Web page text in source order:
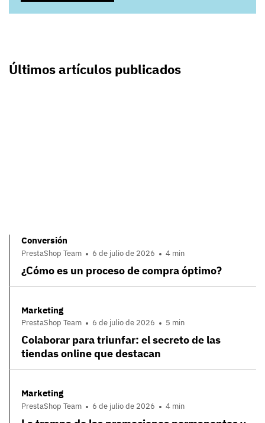
Últimos artículos publicados
Conversión
PrestaShop Team 6 de julio de 2026 4 min
¿Cómo es un proceso de compra óptimo?
Marketing
PrestaShop Team 6 de julio de 2026 5 min
Colaborar para triunfar: el secreto de las
tiendas online que destacan
Marketing
PrestaShop Team 6 de julio de 2026 4 min